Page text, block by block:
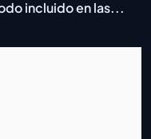
incluido en las...